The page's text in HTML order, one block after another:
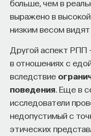
больше, чем в
выражено в
низким весом
Другой аспект РПП
в отношениях с
вследствие
поведения . Еще в
исследователи
недопустимый с
этических